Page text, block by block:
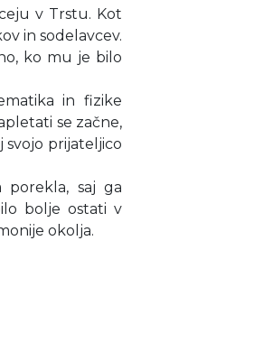
v Trstu. Kot
in sodelavcev.
ko mu je bilo
in fizike
se začne,
svojo prijateljico
porekla, saj ga
bolje ostati v
okolja.